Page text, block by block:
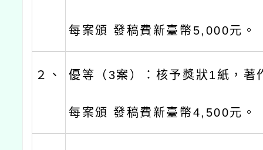
每案頒 發稿費新臺幣5,000元。
２、 優等（3案）：核予獎狀1紙，著
每案頒 發稿費新臺幣4,500元。